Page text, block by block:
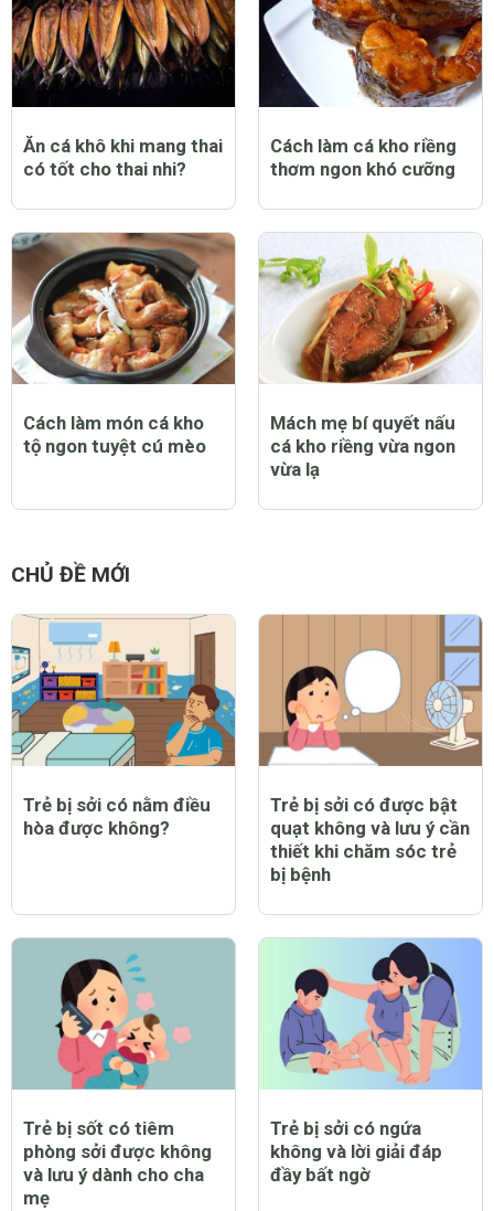
Ăn cá khô khi mang thai
có tốt cho thai nhi?
Cách làm cá kho riềng
thơm ngon khó cưỡng
Cách làm món cá kho
tộ ngon tuyệt cú mèo
Mách mẹ bí quyết nấu
cá kho riềng vừa ngon
vừa lạ
CHỦ ĐỀ MỚI
Trẻ bị sởi có nằm điều
hòa được không?
Trẻ bị sởi có được bật
quạt không và lưu ý cần
thiết khi chăm sóc trẻ
bị bệnh
Trẻ bị sốt có tiêm
phòng sởi được không
và lưu ý dành cho cha
mẹ
Trẻ bị sởi có ngứa
không và lời giải đáp
đầy bất ngờ